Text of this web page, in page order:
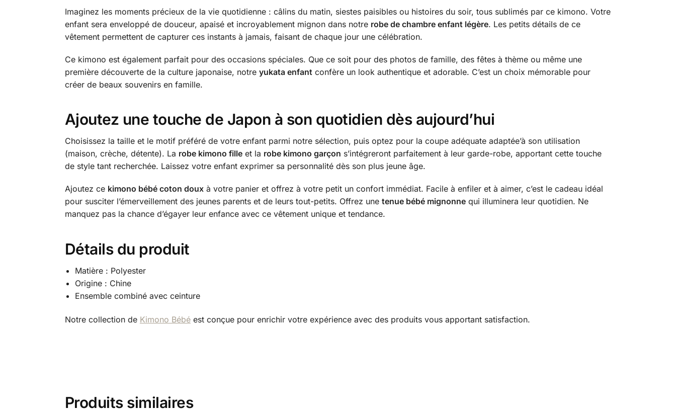
Imaginez les moments précieux de la vie quotidienne : câlins du matin, siestes paisibles ou histoires du soir, tous sublimés par ce kimono. Votre
enfant sera enveloppé de douceur, apaisé et incroyablement mignon dans notre robe de chambre enfant légère. Les petits détails de ce
vêtement permettent de capturer ces instants à jamais, faisant de chaque jour une célébration.
Ce kimono est également parfait pour des occasions spéciales. Que ce soit pour des photos de famille, des fêtes à thème ou même une
première découverte de la culture japonaise, notre yukata enfant confère un look authentique et adorable. C’est un choix mémorable pour
créer de beaux souvenirs en famille.
Ajoutez une touche de Japon à son quotidien dès aujourd’hui
Choisissez la taille et le motif préféré de votre enfant parmi notre sélection, puis optez pour la coupe adéquate adaptée’à son utilisation
(maison, crèche, détente). La robe kimono filleet la robe kimono garçon s’intégreront parfaitement à leur garde-robe, apportant cette touche
de style tant recherchée. Laissez votre enfant exprimer sa personnalité dès son plus jeune âge.
Ajoutez ce kimono bébé coton douxà votre panier et offrez à votre petit un confort immédiat. Facile à enfiler et à aimer, c’est le cadeau idéal
pour susciter l’émerveillement des jeunes parents et de leurs tout-petits. Offrez une tenue bébé mignonnequi illuminera leur quotidien. Ne
manquez pas la chance d’égayer leur enfance avec ce vêtement unique et tendance.
Détails du produit
Matière : Polyester
Origine : Chine
Ensemble combiné avec ceinture
Notre collection de Kimono Bébéest conçue pour enrichir votre expérience avec des produits vous apportant satisfaction.
Produits similaires